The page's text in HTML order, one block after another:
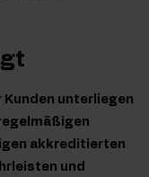
Kunden unterliegen
akkreditierten
und